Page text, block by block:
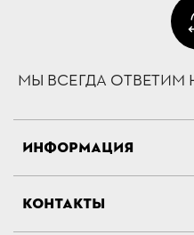
МЫ ВСЕГДА
ИНФОРМАЦИЯ
КОНТАКТЫ